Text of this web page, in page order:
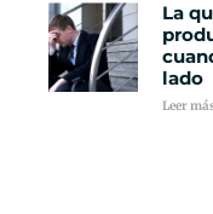
La
lado
Leer